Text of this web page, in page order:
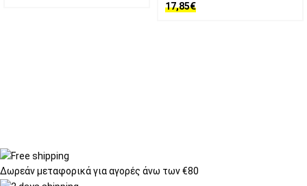
17,85€
Δωρεάν μεταφορικάγια αγορές άνω των €80